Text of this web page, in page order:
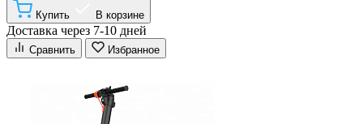
Купить В корзине
Доставка через 7-10 дней
Сравнить Избранное